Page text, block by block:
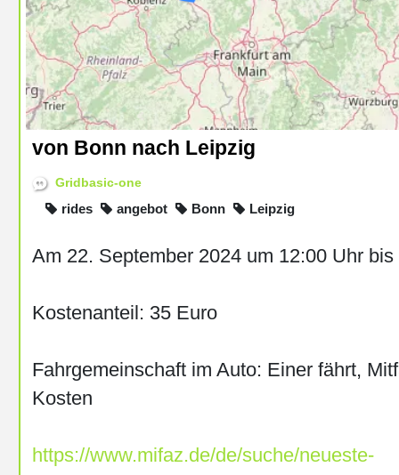
von Bonn nach Leipzig
Gridbasic-one
rides angebot Bonn Leipzig
Am 22. September 2024 um 12:00 Uhr
Kostenanteil: 35 Euro
Fahrgemeinschaft im Auto: Einer fährt,
Kosten
https://www.mifaz.de/de/suche/neueste-